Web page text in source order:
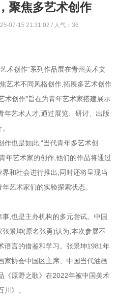
聚焦多艺术创作
07-15 21:31:02 / 人气： 36
术创作”系列作品展在青州美术文
艺术不同风格创作,拓展多艺术创作
术创作”旨在为青年艺术家搭建展示
年艺术人才,通过展览、研讨、出版
也是如此,“当代青年多艺术创
年艺术家的创作,他们的作品将通过
和社会进行推出,同时还将呈现当
艺术家们的实验探索状态。
,也是主办机构的多元尝试。中国
景坤(原名张勇)认为,本次参展不
语言的借鉴和学习。张景坤1981年
家协会中国区主席、中国当代油画
《原野之歌》在2022年被中国美术
》。